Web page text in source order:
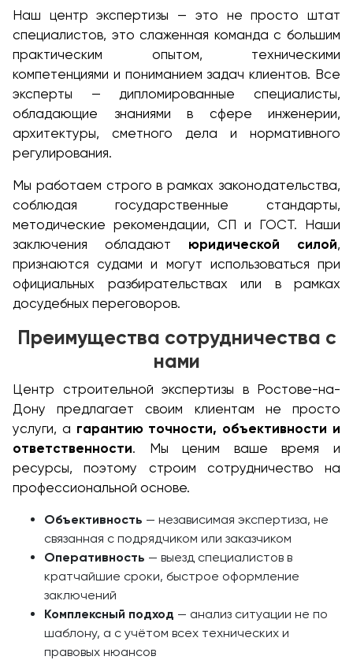
Наш центр экспертизы — это не просто штат
специалистов, это слаженная команда с большим
практическим опытом, техническими
компетенциями и пониманием задач клиентов. Все
эксперты — дипломированные специалисты,
обладающие знаниями в сфере инженерии,
архитектуры, сметного дела и нормативного
регулирования.
Мы работаем строго в рамках законодательства,
соблюдая государственные стандарты,
методические рекомендации, СП и ГОСТ. Наши
заключения обладают юридической силой,
признаются судами и могут использоваться при
официальных разбирательствах или в рамках
досудебных переговоров.
Преимущества сотрудничества с
нами
Центр строительной экспертизы в Ростове-на-
Дону предлагает своим клиентам не просто
услуги, а гарантию точности, объективности и
ответственности. Мы ценим ваше время и
ресурсы, поэтому строим сотрудничество на
профессиональной основе.
Объективность — независимая экспертиза, не
связанная с подрядчиком или заказчиком
Оперативность — выезд специалистов в
кратчайшие сроки, быстрое оформление
заключений
Комплексный подход — анализ ситуации не по
шаблону, а с учётом всех технических и
правовых нюансов